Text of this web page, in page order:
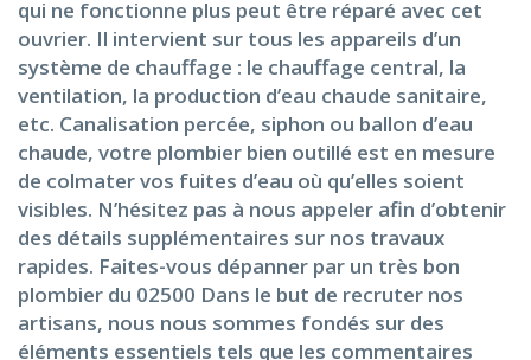
qui ne fonctionne plus peut être réparé avec cet
ouvrier. Il intervient sur tous les appareils d’un
système de chauffage : le chauffage central, la
ventilation, la production d’eau chaude sanitaire,
etc. Canalisation percée, siphon ou ballon d’eau
chaude, votre plombier bien outillé est en mesure
de colmater vos fuites d’eau où qu’elles soient
visibles. N’hésitez pas à nous appeler afin d’obtenir
des détails supplémentaires sur nos travaux
rapides. Faites-vous dépanner par un très bon
plombier du 02500 Dans le but de recruter nos
artisans, nous nous sommes fondés sur des
éléments essentiels tels que les commentaires